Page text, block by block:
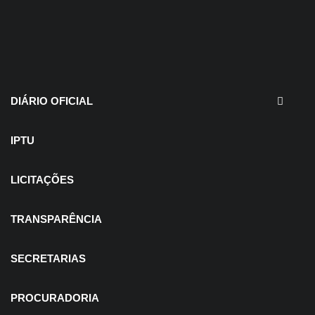
Processo Seletivo
DIÁRIO OFICIAL
IPTU
LICITAÇÕES
TRANSPARÊNCIA
SECRETARIAS
PROCURADORIA